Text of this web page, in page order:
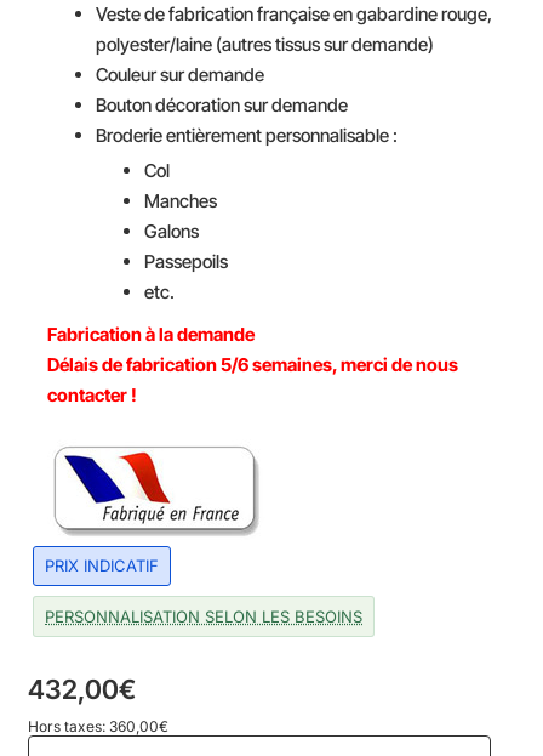
Veste de fabrication française en gabardine rouge,
polyester/laine (autres tissus sur demande)
Couleur sur demande
Bouton décoration sur demande
Broderie entièrement personnalisable :
Col
Manches
Galons
Passepoils
etc.
Fabrication à la demande
Délais de fabrication 5/6 semaines, merci de nous
contacter !
PRIX INDICATIF
PERSONNALISATION SELON LES BESOINS
432,00€
Hors taxes: 360,00€